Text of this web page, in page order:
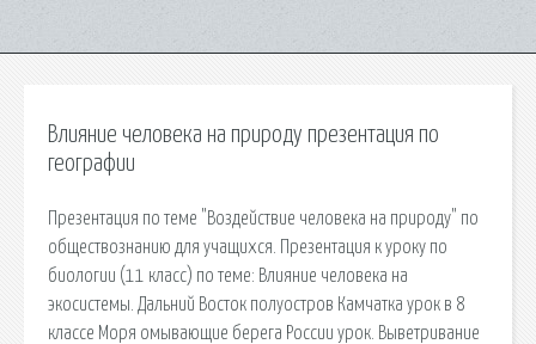
Влияние человека на природу презентация по
географии
Презентация по теме "Воздействие человека на природу" по
обществознанию для учащихся. Презентация к уроку по
биологии (11 класс) по теме: Влияние человека на
экосистемы. Дальний Восток полуостров Камчатка урок в 8
классе Моря омывающие берега России урок. Выветривание